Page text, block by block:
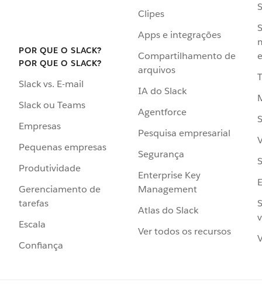
POR QUE O SLACK?
POR QUE O SLACK?
Slack vs. E-mail
Slack ou Teams
Empresas
Pequenas empresas
Produtividade
Gerenciamento de
tarefas
Escala
Confiança
Clipes
Apps e integrações
Compartilhamento de
arquivos
IA do Slack
Agentforce
Pesquisa empresarial
Segurança
Enterprise Key
Management
Atlas do Slack
Ver todos os recursos